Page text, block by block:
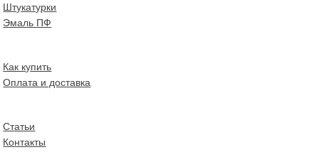
Штукатурки
Эмаль ПФ
Как купить
Оплата и доставка
Статьи
Контакты